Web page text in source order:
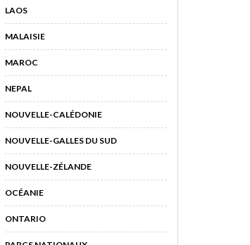
LAOS
MALAISIE
MAROC
NEPAL
NOUVELLE-CALÉDONIE
NOUVELLE-GALLES DU SUD
NOUVELLE-ZÉLANDE
OCÉANIE
ONTARIO